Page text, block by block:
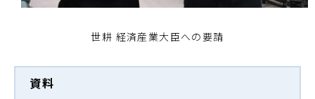
世耕 経済産業大臣への要請
資料